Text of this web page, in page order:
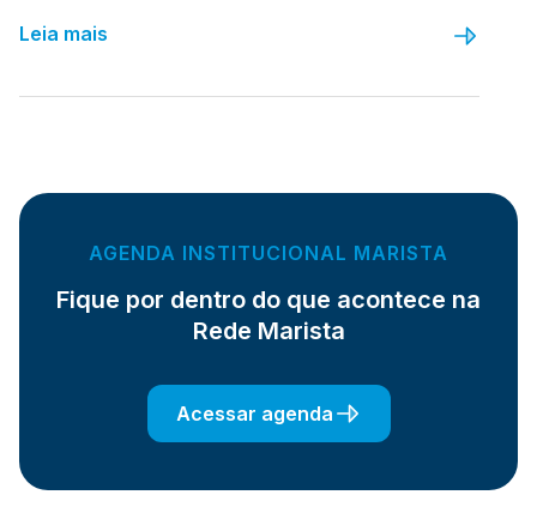
Leia mais
AGENDA INSTITUCIONAL MARISTA
Fique por dentro do que acontece na
Rede Marista
Acessar agenda